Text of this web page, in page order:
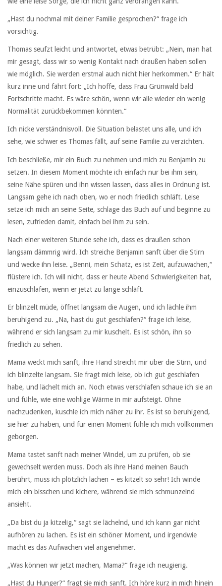
„Hast du nochmal mit deiner Familie gesprochen?“ frage ich
vorsichtig.
Thomas seufzt leicht und antwortet, etwas betrübt: „Nein, man hat
mir gesagt, dass wir so wenig Kontakt nach draußen haben sollen
wie möglich. Sie werden erstmal auch nicht hier herkommen.“ Er hält
kurz inne und fährt fort: „Ich hoffe, dass Frau Grünwald bald
Fortschritte macht. Es wäre schön, wenn wir alle wieder ein wenig
Normalität zurückbekommen könnten.“
Ich nicke verständnisvoll. Die Situation belastet uns alle, und ich
sehe, wie schwer es Thomas fällt, auf seine Familie zu verzichten.
Ich beschließe, mir ein Buch zu nehmen und mich zu Benjamin zu
setzen. In diesem Moment möchte ich einfach nur bei ihm sein,
seine Nähe spüren und ihn wissen lassen, dass alles in Ordnung ist.
Langsam gehe ich nach oben, wo er noch friedlich schläft. Leise
setze ich mich an seine Seite, schlage das Buch auf und beginne zu
lesen, zufrieden damit, einfach bei ihm zu sein.
Nach einer weiteren Stunde sehe ich, dass es draußen schon
langsam dämmrig wird. Ich streiche Benjamin sanft über die Stirn
und wecke ihn leise. „Benni, mein Schatz, es ist Zeit, aufzuwachen,“
flüstere ich. Ich will nicht, dass er heute Abend Schwierigkeiten hat,
einzuschlafen, wenn er jetzt zu lange schläft.
Er blinzelt müde, öffnet langsam die Augen, und ich lächle ihm
beruhigend zu. „Na, hast du gut geschlafen?“ frage ich leise,
während er sich langsam zu mir kuschelt. Es ist schön, ihn so
friedlich zu sehen.
Mama weckt mich sanft, ihre Hand streicht mir über die Stirn, und
ich blinzelte langsam. Sie fragt mich leise, ob ich gut geschlafen
habe, und lächelt mich an. Noch etwas verschlafen schaue ich sie an
und fühle, wie eine wohlige Wärme in mir aufsteigt. Ohne
nachzudenken, kuschle ich mich näher zu ihr. Es ist so beruhigend,
sie hier zu haben, und für einen Moment fühle ich mich vollkommen
geborgen.
Mama tastet sanft nach meiner Windel, um zu prüfen, ob sie
gewechselt werden muss. Doch als ihre Hand meinen Bauch
berührt, muss ich plötzlich lachen – es kitzelt so sehr! Ich winde
mich ein bisschen und kichere, während sie mich schmunzelnd
ansieht.
„Da bist du ja kitzelig,“ sagt sie lächelnd, und ich kann gar nicht
aufhören zu lachen. Es ist ein schöner Moment, und irgendwie
macht es das Aufwachen viel angenehmer.
„Was können wir jetzt machen, Mama?“ frage ich neugierig.
„Hast du Hunger?“ fragt sie mich sanft. Ich höre kurz in mich hinein